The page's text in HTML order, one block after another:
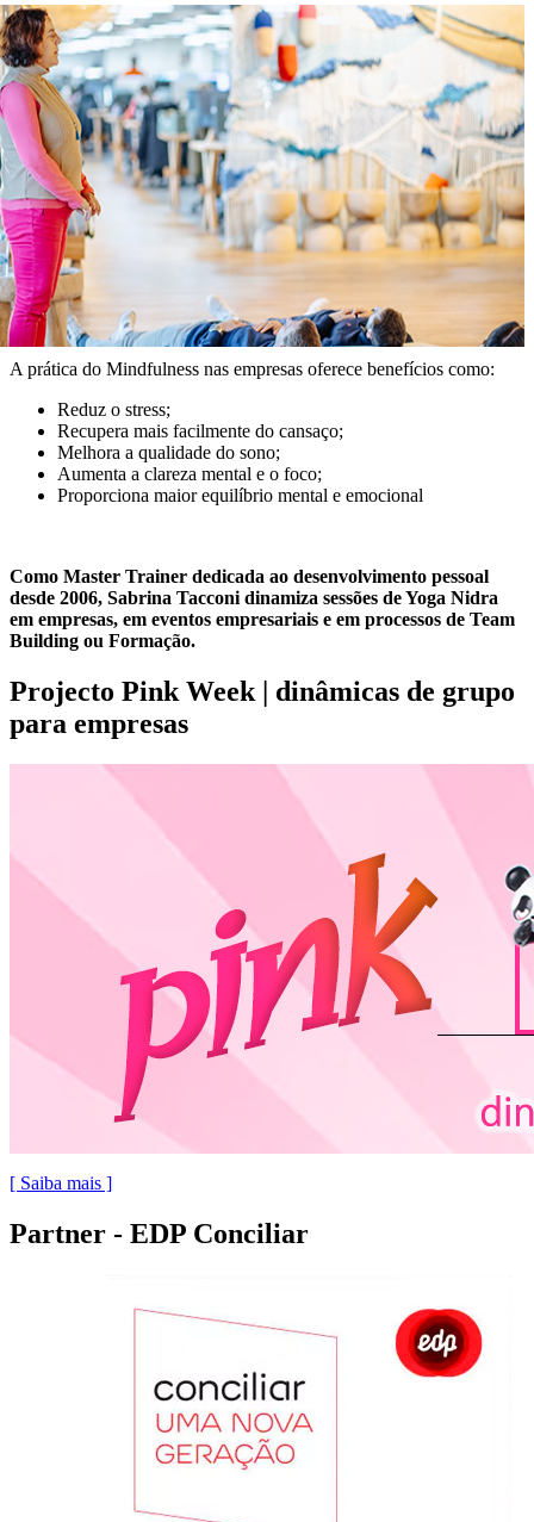
A prática do Mindfulness nas empresas oferece benefícios como:
Reduz o stress;
Recupera mais facilmente do cansaço;
Melhora a qualidade do sono;
Aumenta a clareza mental e o foco;
Proporciona maior equilíbrio mental e emocional
Como Master Trainer dedicada ao desenvolvimento pessoal
desde 2006, Sabrina Tacconi dinamiza sessões de Yoga Nidra
em empresas, em eventos empresariais e em processos de Team
Building ou Formação.
Projecto Pink Week | dinâmicas de grupo
para empresas
[ Saiba mais ]
Partner - EDP Conciliar